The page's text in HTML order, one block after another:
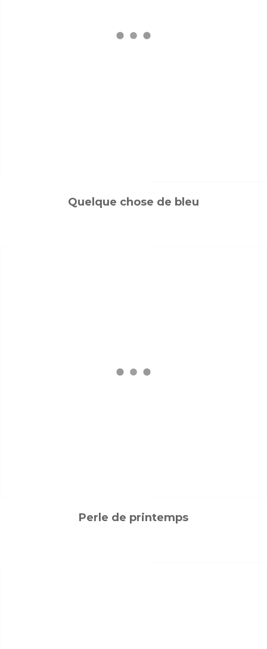
Quelque chose de bleu
Perle de printemps